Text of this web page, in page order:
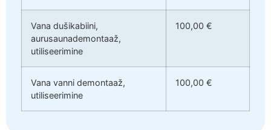
Vana dušikabiini,
aurusaunademontaaž,
utiliseerimine
100,00 €
Vana vanni demontaaž,
utiliseerimine
100,00 €